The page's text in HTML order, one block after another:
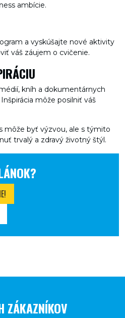
ambície.
a vyskúšajte nové aktivity
váš záujem o cvičenie.
kníh a dokumentárnych
môže posilniť váš
môže byť výzvou, ale s týmito
trvalý a zdravý životný štýl.
ZÁKAZNÍKOV